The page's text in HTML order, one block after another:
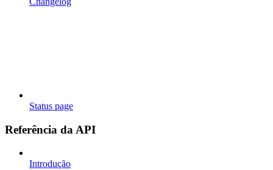
Status page
Referência da API
Introdução